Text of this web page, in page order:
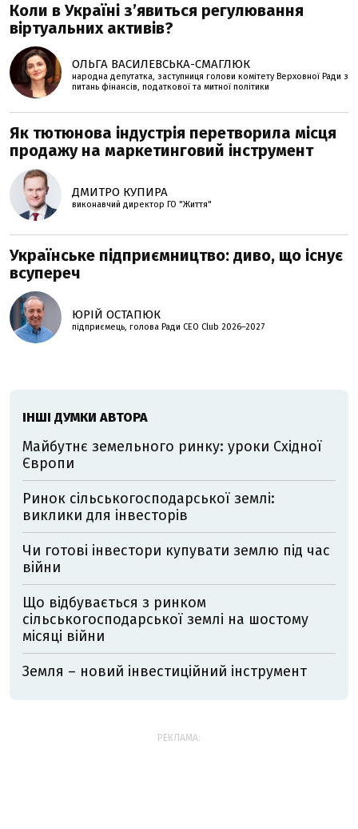
Коли в Україні з’явиться регулювання
віртуальних активів?
ОЛЬГА ВАСИЛЕВСЬКА-СМАГЛЮК
народна депутатка, заступниця голови комітету Верховної Ради з
питань фінансів, податкової та митної політики
Як тютюнова індустрія перетворила місця
продажу на маркетинговий інструмент
ДМИТРО КУПИРА
виконавчий директор ГО "Життя"
Українське підприємництво: диво, що існує
всупереч
ЮРІЙ ОСТАПЮК
підприємець, голова Ради CEO Club 2026–2027
ІНШІ ДУМКИ АВТОРА
Майбутнє земельного ринку: уроки Східної
Європи
Ринок сільськогосподарської землі:
виклики для інвесторів
Чи готові інвестори купувати землю під час
війни
Що відбувається з ринком
сільськогосподарської землі на шостому
місяці війни
Земля – новий інвестиційний інструмент
РЕКЛАМА: